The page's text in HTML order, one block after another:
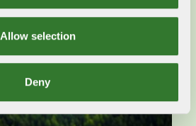
Allow selection
Deny